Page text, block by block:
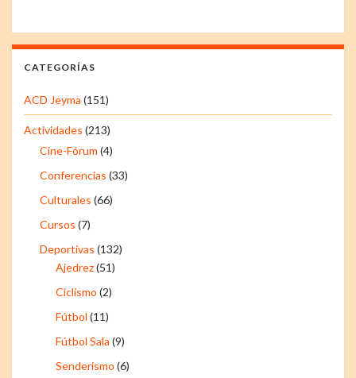
CATEGORÍAS
ACD Jeyma (151)
Actividades (213)
Cine-Fórum (4)
Conferencias (33)
Culturales (66)
Cursos (7)
Deportivas (132)
Ajedrez(51)
Ciclismo (2)
Fútbol (11)
Fútbol Sala (9)
Senderismo (6)